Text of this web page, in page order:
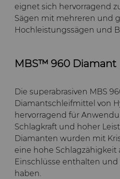
eignet sich hervorragend
Sägen mit mehreren und
Hochleistungssägen und
MBS™ 960 Diamant
Die superabrasiven MBS
Diamantschleifmittel von
hervorragend für
Schlagkraft und hoher
Diamanten wurden mit
eine hohe Schlagzähigkeit
Einschlüsse enthalten
haben.